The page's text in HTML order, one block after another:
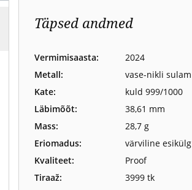
Täpsed andmed
Vermimisaasta:
2024
Metall:
vase-nikli sulam
Kate:
kuld 999/1000
Läbimõõt:
38,61 mm
Mass:
28,7 g
Eriomadus:
värviline esikülg
Kvaliteet:
Proof
Tiraaž:
3999 tk